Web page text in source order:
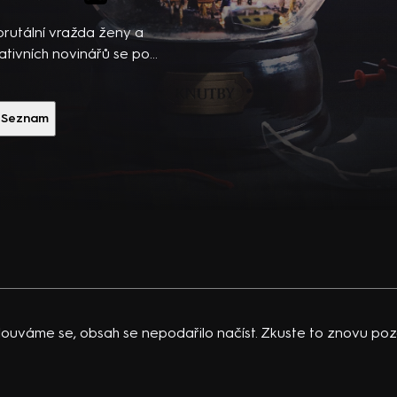
vražda ženy a
novinářů se po
(2021)
Seznam
se, obsah se nepodařilo načíst. Zkuste to znovu
K.